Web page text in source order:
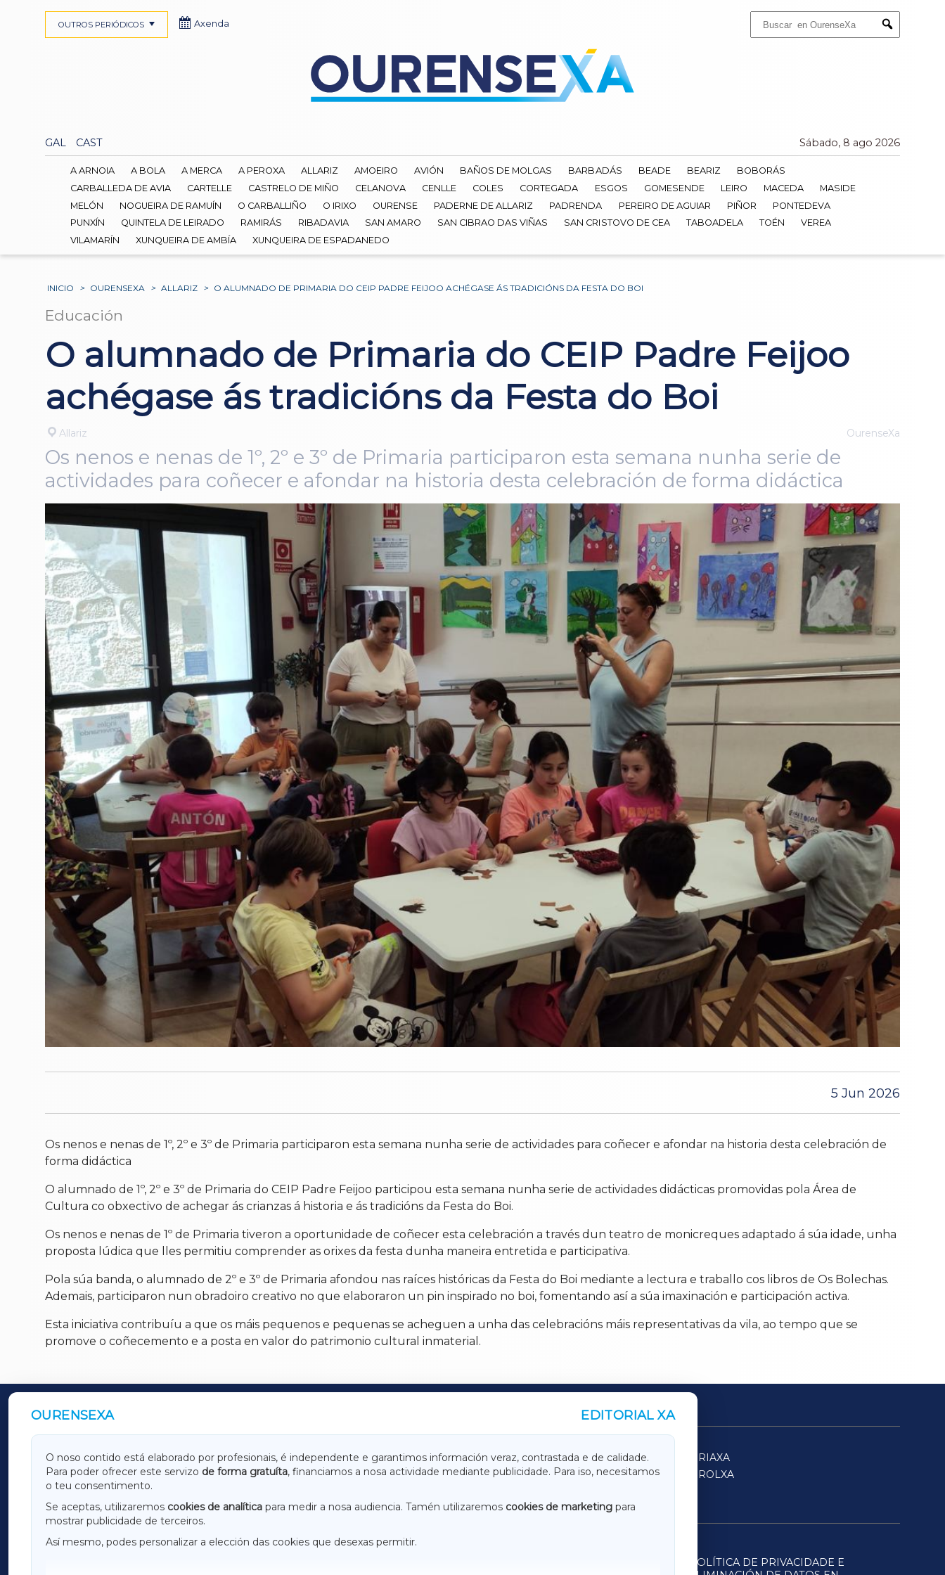
Submit
GAL CAST Sábado, 8 ago 2026
OUTROS PERIÓDICOS Axenda
A ARNOIA A BOLA A MERCA A PEROXA ALLARIZ AMOEIRO AVIÓN BAÑOS DE MOLGAS BARBADÁS BEADE BEARIZ
BOBORÁS
CARBALLEDA DE AVIA
CARTELLE CASTRELO DE MIÑO CELANOVA CENLLE COLES CORTEGADA ESGOS GOMESENDE LEIRO MACEDA
MASIDE
MELÓN
NOGUEIRA DE RAMUÍN O CARBALLIÑO O IRIXO OURENSE PADERNE DE ALLARIZ PADRENDA PEREIRO DE AGUIAR PIÑOR
PONTEDEVA
PUNXÍN
QUINTELA DE LEIRADO RAMIRÁS RIBADAVIA SAN AMARO SAN CIBRAO DAS VIÑAS SAN CRISTOVO DE CEA TABOADELA TOÉN
VEREA
VILAMARÍN
XUNQUEIRA DE AMBÍA XUNQUEIRA DE ESPADANEDO
INICIO > OURENSEXA > ALLARIZ > O ALUMNADO DE PRIMARIA DO CEIP PADRE FEIJOO ACHÉGASE ÁS TRADICIÓNS DA FESTA DO BOI
Educación
O alumnado de Primaria do CEIP Padre Feijoo
achégase ás tradicións da Festa do Boi
Allariz OurenseXa
Os nenos e nenas de 1º, 2º e 3º de Primaria participaron esta semana nunha serie de
actividades para coñecer e afondar na historia desta celebración de forma didáctica
5 Jun 2026
Os nenos e nenas de 1º, 2º e 3º de Primaria participaron esta semana nunha serie de actividades para coñecer e afondar na historia desta celebración de
forma didáctica
O alumnado de 1º, 2º e 3º de Primaria do CEIP Padre Feijoo participou esta semana nunha serie de actividades didácticas promovidas pola Área de
Cultura co obxectivo de achegar ás crianzas á historia e ás tradicións da Festa do Boi.
Os nenos e nenas de 1º de Primaria tiveron a oportunidade de coñecer esta celebración a través dun teatro de monicreques adaptado á súa idade, unha
proposta lúdica que lles permitiu comprender as orixes da festa dunha maneira entretida e participativa.
Pola súa banda, o alumnado de 2º e 3º de Primaria afondou nas raíces históricas da Festa do Boi mediante a lectura e traballo cos libros de Os Bolechas.
Ademais, participaron nun obradoiro creativo no que elaboraron un pin inspirado no boi, fomentando así a súa imaxinación e participación activa.
Esta iniciativa contribuíu a que os máis pequenos e pequenas se acheguen a unha das celebracións máis representativas da vila, ao tempo que se
promove o coñecemento e a posta en valor do patrimonio cultural inmaterial.
OURENSEXA EDITORIAL XA
O noso contido está elaborado por profesionais, é independente e garantimos información veraz, contrastada e de calidade.
Para poder ofrecer este servizo de forma gratuíta, financiamos a nosa actividade mediante publicidade. Para iso, necesitamos
o teu consentimento.
Se aceptas, utilizaremos cookies de analítica para medir a nosa audiencia. Tamén utilizaremos cookies de marketing para
mostrar publicidade de terceiros.
Así mesmo, podes personalizar a elección das cookies que desexas permitir.
OUTROS PERIÓDICOS
GALICIAXA LUGOXA TERRACHAXA
SARRIAXA
AMARIÑAXA
RIBEIRASACRAXA ACORUÑAXA
FERROLXA
OURENSEXA
POLÍTICA DE PRIVACIDADE E